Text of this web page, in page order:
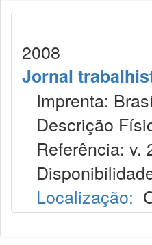
2008
Jornal
Imprenta:
Descrição
Referência: v.
Localização: